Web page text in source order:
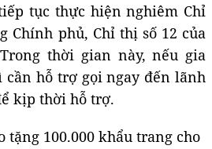
tục thực hiện nghiêm Chỉ
Chính phủ, Chỉ thị số 12 của
thời gian này, nếu gia
hỗ trợ gọi ngay đến lãnh
kịp thời hỗ trợ.